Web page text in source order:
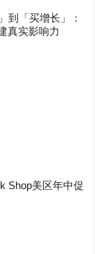
到「买增长」：
真实影响力
Shop美区年中促